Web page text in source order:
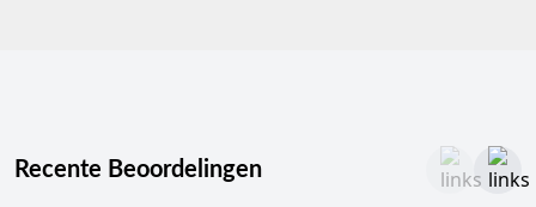
Recente Beoordelingen